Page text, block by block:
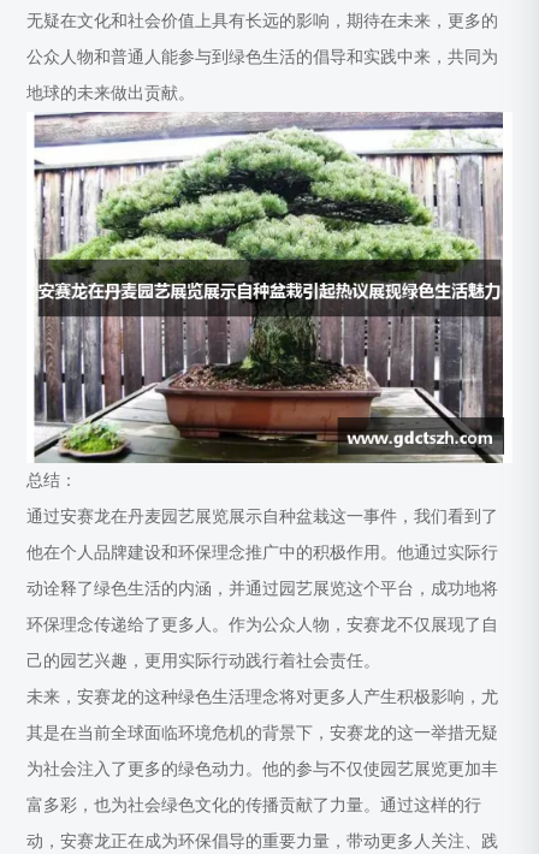
无疑在文化和社会价值上具有长远的影响，期待在未来，更多的
公众人物和普通人能参与到绿色生活的倡导和实践中来，共同为
地球的未来做出贡献。
总结：
通过安赛龙在丹麦园艺展览展示自种盆栽这一事件，我们看到了
他在个人品牌建设和环保理念推广中的积极作用。他通过实际行
动诠释了绿色生活的内涵，并通过园艺展览这个平台，成功地将
环保理念传递给了更多人。作为公众人物，安赛龙不仅展现了自
己的园艺兴趣，更用实际行动践行着社会责任。
未来，安赛龙的这种绿色生活理念将对更多人产生积极影响，尤
其是在当前全球面临环境危机的背景下，安赛龙的这一举措无疑
为社会注入了更多的绿色动力。他的参与不仅使园艺展览更加丰
富多彩，也为社会绿色文化的传播贡献了力量。通过这样的行
动，安赛龙正在成为环保倡导的重要力量，带动更多人关注、践